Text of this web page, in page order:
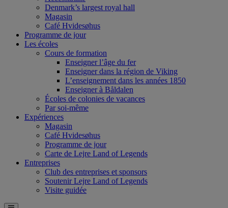
Denmark’s largest royal hall
Magasin
Café Hvidesøhus
Programme de jour
Les écoles
Cours de formation
Enseigner l’âge du fer
Enseigner dans la région de Viking
L’enseignement dans les années 1850
Enseigner à Båldalen
Écoles de colonies de vacances
Par soi-même
Expériences
Magasin
Café Hvidesøhus
Programme de jour
Carte de Lejre Land of Legends
Entreprises
Club des entreprises et sponsors
Soutenir Lejre Land of Legends
Visite guidée